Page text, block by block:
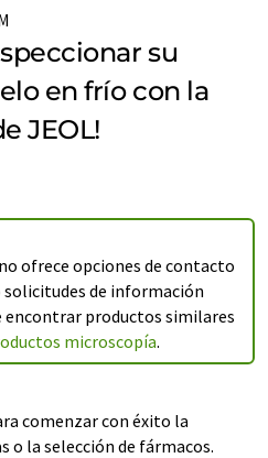
su
en frío con la
JEOL!
ofrece opciones de contacto
de información
encontrar productos similares
microscopía.
comenzar con éxito la
o la selección de fármacos.